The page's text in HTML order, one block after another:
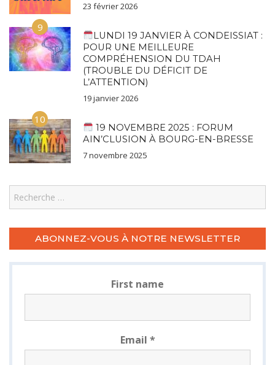
23 février 2026
9
LUNDI 19 JANVIER À CONDEISSIAT :
POUR UNE MEILLEURE
COMPRÉHENSION DU TDAH
(TROUBLE DU DÉFICIT DE
L’ATTENTION)
19 janvier 2026
10
19 NOVEMBRE 2025 : FORUM
AIN’CLUSION À BOURG-EN-BRESSE
7 novembre 2025
Search
ABONNEZ-VOUS À NOTRE NEWSLETTER
First name
Email *